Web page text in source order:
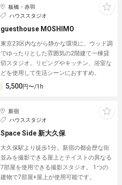
板橋・赤羽
ハウススタジオ
guesthouse MOSHIMO
東京23区内ながら静かな環境に、ウッド調
でゆったりとした雰囲気の2階建て一棟貸
切スタジオ。リビングやキッチン、浴室な
どを使用して生活シーンにおすすめ。
5,500円〜/1h
新宿
ハウススタジオ
Space Side 新大久保
大久保駅より徒歩1分。新宿の都会歴な街
並みを撮影できる屋上とテイストの異なる
7部屋を使用できる撮影スタジオ。 1つの
建物で7部屋+屋上が使用可能です。